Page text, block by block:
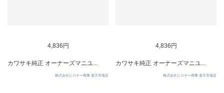
4,836円
カワサキ純正 オーナーズマニユ...
株式会社ヒロチー商事 楽天市場店
4,836円
カワサキ純正 オーナーズマニユ...
株式会社ヒロチー商事 楽天市場店